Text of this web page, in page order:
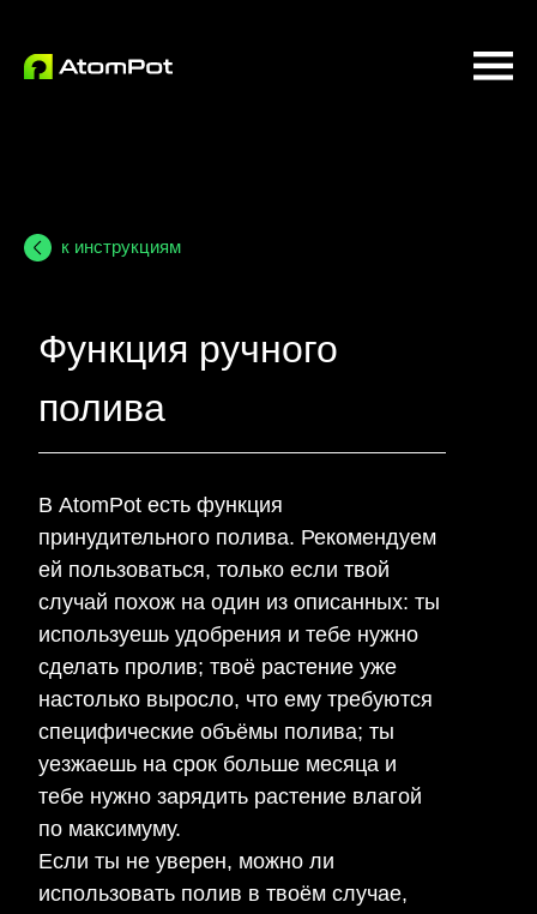
к инструкциям
Функция ручного
полива
В AtomPot есть функция
принудительного полива. Рекомендуем
ей пользоваться, только если твой
случай похож на один из описанных: ты
используешь удобрения и тебе нужно
сделать пролив; твоё растение уже
настолько выросло, что ему требуются
специфические объёмы полива; ты
уезжаешь на срок больше месяца и
тебе нужно зарядить растение влагой
по максимуму.
Если ты не уверен, можно ли
использовать полив в твоём случае,